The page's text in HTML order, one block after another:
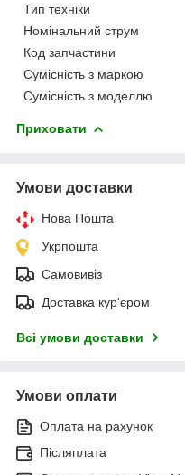
Тип техніки
Номінальний струм
Код запчастини
Сумісність з маркою
Сумісність з моделлю
Приховати
Умови доставки
Нова Пошта
Укрпошта
Самовивіз
Доставка кур'єром
Всі умови доставки
Умови оплати
Оплата на рахунок
Післяплата